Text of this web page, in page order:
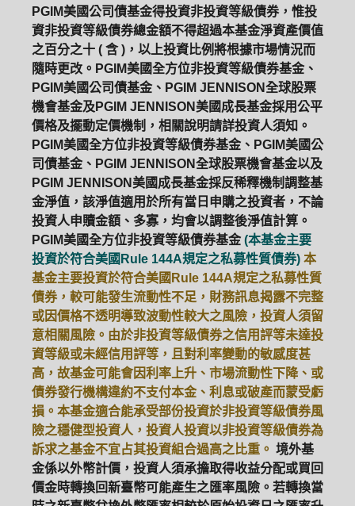
PGIM美國公司債基金得投資非投資等級債券，惟投
資非投資等級債券總金額不得超過本基金淨資產價值
之百分之十 ( 含 )，以上投資比例將根據市場情況而
隨時更改。PGIM美國全方位非投資等級債券基金、
PGIM美國公司債基金、PGIM JENNISON全球股票
機會基金及PGIM JENNISON美國成長基金採用公平
價格及擺動定價機制，相關說明請詳投資人須知。
PGIM美國全方位非投資等級債券基金、PGIM美國公
司債基金、PGIM JENNISON全球股票機會基金以及
PGIM JENNISON美國成長基金採反稀釋機制調整基
金淨值，該淨值適用於所有當日申購之投資者，不論
投資人申贖金額、多寡，均會以調整後淨值計算。
PGIM美國全方位非投資等級債券基金 (本基金主要
投資於符合美國Rule 144A規定之私募性質債券) 本
基金主要投資於符合美國Rule 144A規定之私募性質
債券，較可能發生流動性不足，財務訊息揭露不完整
或因價格不透明導致波動性較大之風險，投資人須留
意相關風險。由於非投資等級債券之信用評等未達投
資等級或未經信用評等，且對利率變動的敏感度甚
高，故基金可能會因利率上升、市場流動性下降、或
債券發行機構違約不支付本金、利息或破產而蒙受虧
損。本基金適合能承受部份投資於非投資等級債券風
險之穩健型投資人，投資人投資以非投資等級債券為
訴求之基金不宜占其投資組合過高之比重。 境外基
金係以外幣計價，投資人須承擔取得收益分配或買回
價金時轉換回新臺幣可能產生之匯率風險。若轉換當